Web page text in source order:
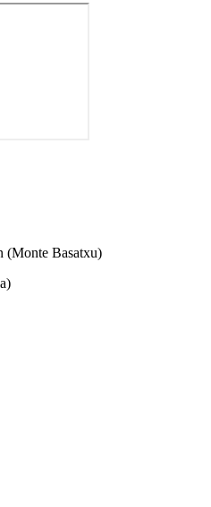
(Monte Basatxu)